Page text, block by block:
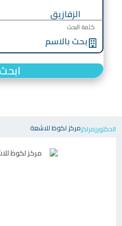
كلمة البحث
ابحث
الدكتورزمراكزمركز لكوظ للاشعة